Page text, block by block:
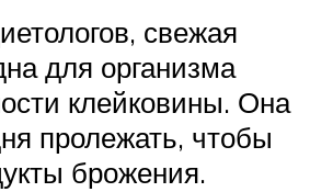
свежая
для организма
клейковины. Она
пролежать, чтобы
брожения.